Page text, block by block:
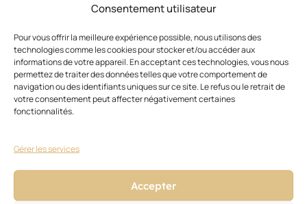
Consentement utilisateur
Pour vous offrir la meilleure expérience possible, nous utilisons des
technologies comme les cookies pour stocker et/ou accéder aux
informations de votre appareil. En acceptant ces technologies, vous nous
permettez de traiter des données telles que votre comportement de
navigation ou des identifiants uniques sur ce site. Le refus ou le retrait de
votre consentement peut affecter négativement certaines
fonctionnalités.
Gérer les services
Accepter
PEG-
encore
plus
appréciables
dès
lors
de
produits
aux